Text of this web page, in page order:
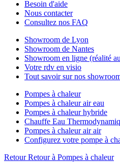
Besoin d'aide
Nous contacter
Consultez nos FAQ
Showroom de Lyon
Showroom de Nantes
Showroom en ligne (réalité
Votre rdv en visio
Tout savoir sur nos
Pompes à chaleur
Pompes à chaleur air eau
Pompes à chaleur hybride
Chauffe Eau
Pompes à chaleur air air
Configurez votre pompe à
Retour Retour à Pompes à chaleur